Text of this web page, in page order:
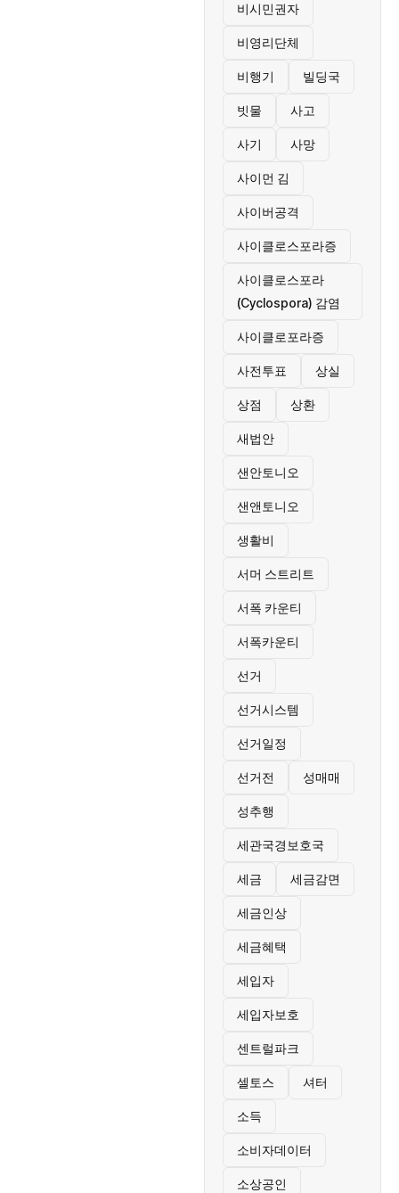
비시민권자
비영리단체
비행기 빌딩국
빗물 사고
사기 사망
사이먼 김
사이버공격
사이클로스포라증
사이클로스포라
(Cyclospora) 감염
사이클로포라증
사전투표 상실
상점 상환
새법안
샌안토니오
샌앤토니오
생활비
서머 스트리트
서폭 카운티
서폭카운티
선거
선거시스템
선거일정
선거전 성매매
성추행
세관국경보호국
세금 세금감면
세금인상
세금혜택
세입자
세입자보호
센트럴파크
셀토스 셔터
소득
소비자데이터
소상공인